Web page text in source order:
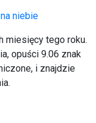
niebie
miesięcy tego roku.
opuści 9.06 znak
i znajdzie